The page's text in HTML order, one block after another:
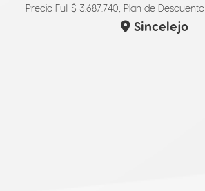
Precio Full $ 3.687.740, Plan de Descuento
Sincelejo